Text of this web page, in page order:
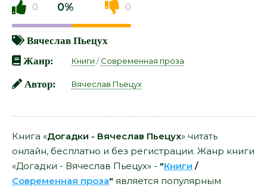
0 0% 0
Вячеслав Пьецух
Жанр:
Книги /Современная проза
Автор: Вячеслав Пьецух
Книга «Догадки - Вячеслав Пьецух» читать
онлайн, бесплатно и без регистрации. Жанр книги
«Догадки - Вячеслав Пьецух» - "Книги /
Современная проза" является популярным